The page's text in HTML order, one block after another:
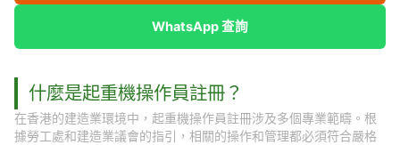
WhatsApp 查詢
什麼是起重機操作員註冊？
在香港的建造業環境中，起重機操作員註冊涉及多個專業範疇。根
據勞工處和建造業議會的指引，相關的操作和管理都必須符合嚴格